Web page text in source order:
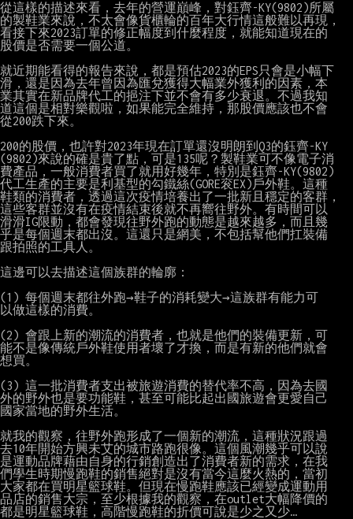
從這樣的描述來看，去年的營運巔峰，對鈺齊-KY(9802)所屬
的製鞋業來說，不太會像貨櫃輪的百年大行情這般難以再現，
看接下來2023訂單的修正幅度到什麼程度，就能知道現在的
股價是否需要一個公道。
就近期能看得的報告來說，都是預估2023的EPS只會是小幅下
滑，還是因為去年曾因為匯兌獲得大幅業外獲利的因素，本
業其實在新品牌代工的挹注下並不會有多少衰退。不過我知
道這個是相對樂觀啦，如果能完全維持，那股價應該也不會
從200跌下來。
200的股價，也許對2023年現在訂單還沒明朗到Q3的鈺齊-KY
(9802)來說的確是貴了點，可是135呢？製鞋業可不像電子消
費產品，一般消費者買了就用好幾年，特別是鈺齊-KY(9802)
代工生產的主要是利基型的勾鐵絲(GORE衮EX)戶外鞋。這種
鞋類的消費者，透過這次疫情培養出了一批新且穩定的客群，
這些客群並沒有在疫情結束後就不再嚮往野外。有時間可以
滑滑IG限動，都會發現往野外跑的動態是越來越多，而且幾
乎是每個週末都出沒。這還只是網美，不包括幫他們扛裝備
跟拍照的工具人。
這邊可以去描述這個族群的輪廓：
(1) 每個週末都往外跑→鞋子的消耗變大→這族群有能力可
以做這樣的消費。
(2) 會跟上新的潮流的消費者，也就是他們的裝備更新，可
能不是像傳統戶外鞋使用者壞了才換，而是有新的他們就會
想買。
(3) 這一批消費者支出被旅遊消費的替代率不高，因為去國
外的野外也是要功能鞋，甚至可能比起出國旅遊會更愛自己
國家當地的野外生活。
就我的觀察，往野外跑形成了一個新的潮流，這種狀況跟過
去10年開始方興未艾的城市路跑很像。這個風潮幾乎可以說
是運動品牌藉由自身的行銷創造出了消費者新的需求，在我
們學生時期慢跑鞋的銷售絕對是沒有當今這麼火熱的，當初
大家都在買明星籃球鞋。但現在慢跑鞋應該已經變成運動用
品店的銷售大宗，至少根據我的觀察，在outlet大幅降價的
都是明星籃球鞋，高階慢跑鞋的折價可說是少之又少…